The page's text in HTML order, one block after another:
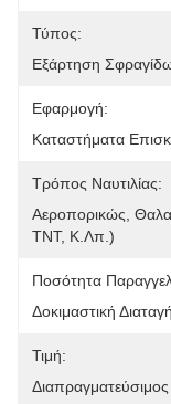
Τύπος:
Εξάρτηση
Εφαρμογή:
Καταστήματα
Τρόπος Ναυτιλίας:
Αεροπορικώς,
TNT, Κ.λπ.)
Ποσότητα
Δοκιμαστική
Τιμή:
Διαπραγματεύσιμος